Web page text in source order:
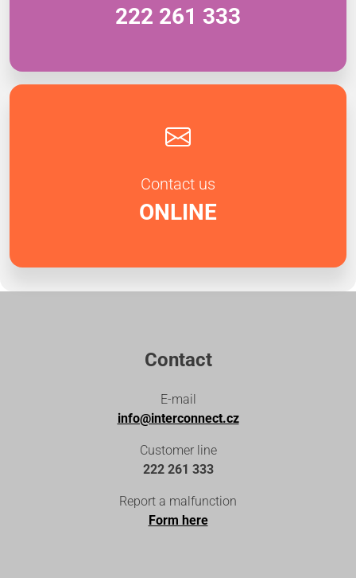
222 261 333
Contact us
ONLINE
Contact
E-mail
info@interconnect.cz
Customer line
222 261 333
Report a malfunction
Form here